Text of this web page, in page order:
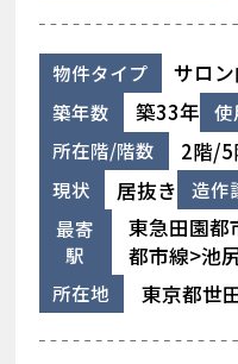
物件タイプ サロ
築年数 築33年 使
所在階/階数 2階/5
現状 居抜き 造作
最寄
駅
東急田園都
都市線>池
所在地 東京都世